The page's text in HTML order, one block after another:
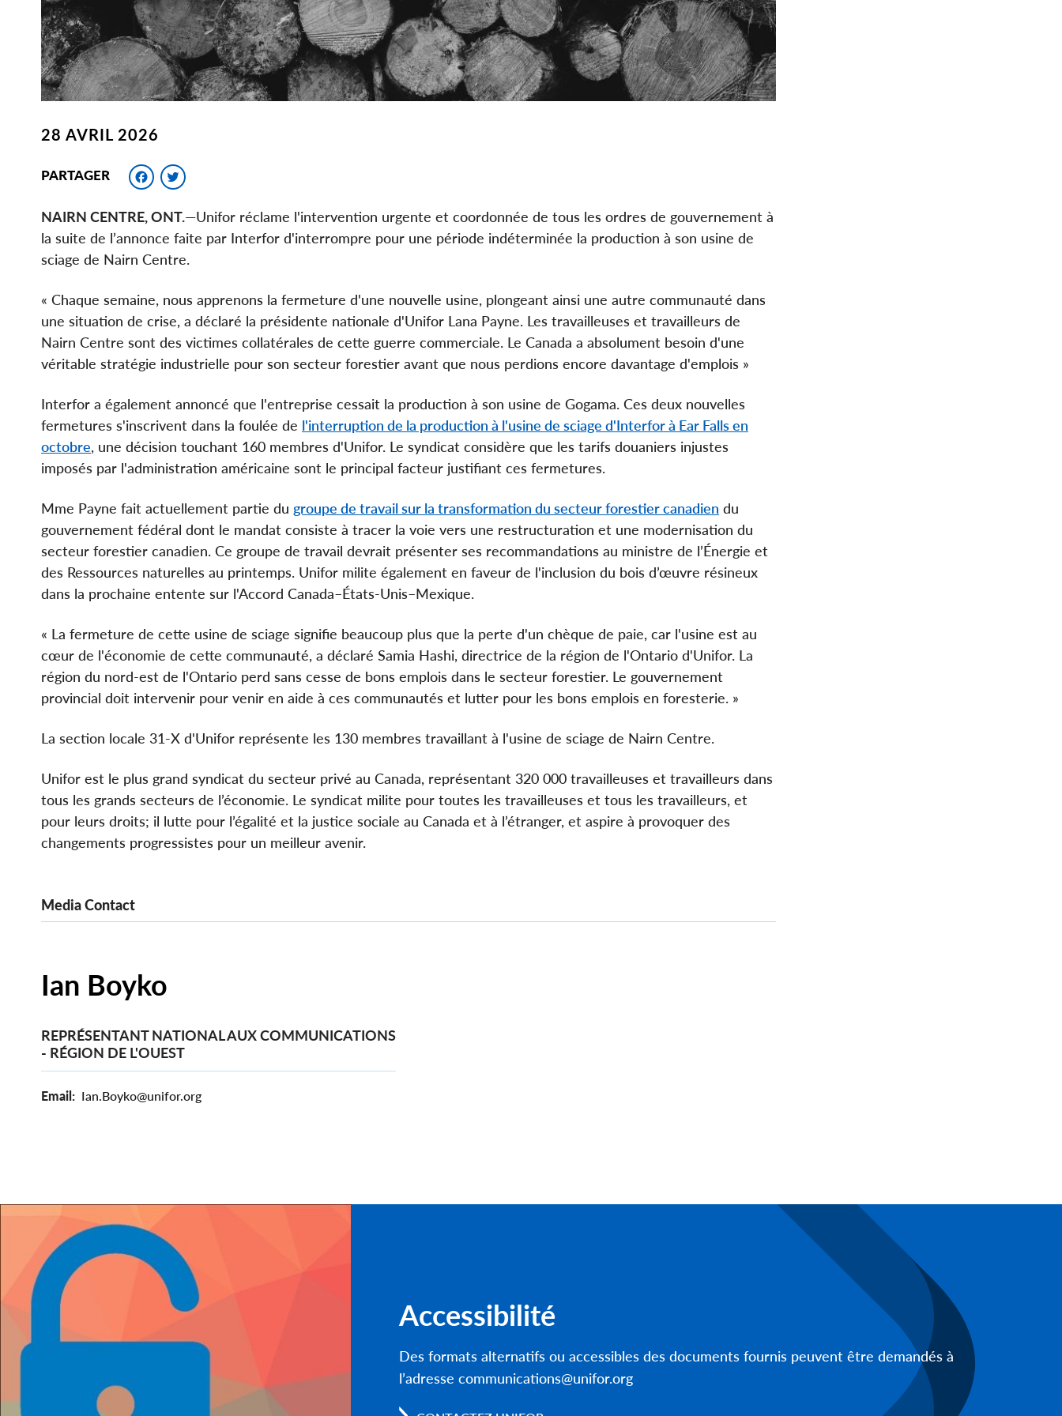
28 AVRIL 2026
PARTAGER Facebook
NAIRN CENTRE, ONT.—Unifor réclame l'intervention urgente et coordonnée de tous les ordres de gouvernement à
la suite de l’annonce faite par Interfor d'interrompre pour une période indéterminée la production à son usine de
sciage de Nairn Centre.
« Chaque semaine, nous apprenons la fermeture d'une nouvelle usine, plongeant ainsi une autre communauté dans
une situation de crise, a déclaré la présidente nationale d'Unifor Lana Payne. Les travailleuses et travailleurs de
Nairn Centre sont des victimes collatérales de cette guerre commerciale. Le Canada a absolument besoin d'une
véritable stratégie industrielle pour son secteur forestier avant que nous perdions encore davantage d'emplois »
Interfor a également annoncé que l'entreprise cessait la production à son usine de Gogama. Ces deux nouvelles
fermetures s'inscrivent dans la foulée de l'interruption de la production à l'usine de sciage d'Interfor à Ear Falls en
octobre, une décision touchant 160 membres d'Unifor. Le syndicat considère que les tarifs douaniers injustes
imposés par l'administration américaine sont le principal facteur justifiant ces fermetures.
Mme Payne fait actuellement partie du groupe de travail sur la transformation du secteur forestier canadien du
gouvernement fédéral dont le mandat consiste à tracer la voie vers une restructuration et une modernisation du
secteur forestier canadien. Ce groupe de travail devrait présenter ses recommandations au ministre de l’Énergie et
des Ressources naturelles au printemps. Unifor milite également en faveur de l'inclusion du bois d’œuvre résineux
dans la prochaine entente sur l'Accord Canada–États-Unis–Mexique.
« La fermeture de cette usine de sciage signifie beaucoup plus que la perte d'un chèque de paie, car l'usine est au
cœur de l'économie de cette communauté, a déclaré Samia Hashi, directrice de la région de l'Ontario d'Unifor. La
région du nord-est de l'Ontario perd sans cesse de bons emplois dans le secteur forestier. Le gouvernement
provincial doit intervenir pour venir en aide à ces communautés et lutter pour les bons emplois en foresterie. »
La section locale 31-X d'Unifor représente les 130 membres travaillant à l'usine de sciage de Nairn Centre.
Unifor est le plus grand syndicat du secteur privé au Canada, représentant 320 000 travailleuses et travailleurs dans
tous les grands secteurs de l’économie. Le syndicat milite pour toutes les travailleuses et tous les travailleurs, et
pour leurs droits; il lutte pour l’égalité et la justice sociale au Canada et à l’étranger, et aspire à provoquer des
changements progressistes pour un meilleur avenir.
Media Contact
Ian Boyko
REPRÉSENTANT NATIONAL AUX COMMUNICATIONS
- RÉGION DE L'OUEST
Email Ian.Boyko@unifor.org
Accessibilité
Des formats alternatifs ou accessibles des documents fournis peuvent être demandés à
l’adresse communications@unifor.org